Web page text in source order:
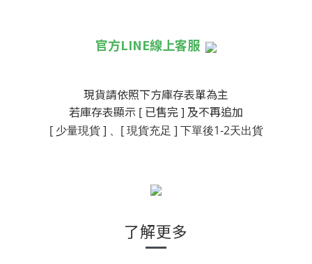
官方LINE線上客服
現貨請依照下方庫存表單為主
若庫存表顯示 [ 已售完 ] 及不再追加
[ 少量現貨 ] 、[ 現貨充足 ] 下單後1-2天出貨
了解更多